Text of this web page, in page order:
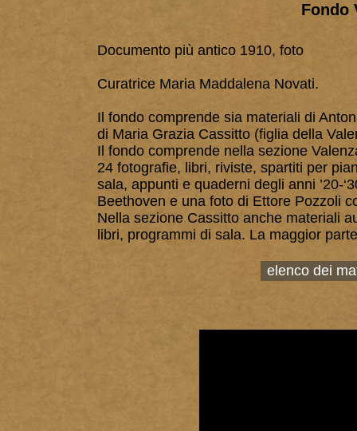
Fondo
Documento più antico 1910, foto
Curatrice Maria Maddalena Novati.
Il fondo comprende sia materiali di
di Maria Grazia Cassitto (figlia della
Il fondo comprende nella sezione
24 fotografie, libri, riviste, spartiti per
sala, appunti e quaderni degli anni ’20-
Beethoven e una foto di Ettore Pozzoli
Nella sezione Cassitto anche materiali
libri, programmi di sala. La maggior
elenco dei